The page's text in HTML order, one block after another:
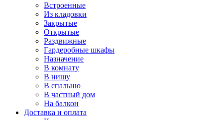
Встроенные
Из кладовки
Закрытые
Открытые
Раздвижные
Гардеробные шкафы
Назначение
В комнату
В нишу
В спальню
В частный дом
На балкон
Доставка и оплата